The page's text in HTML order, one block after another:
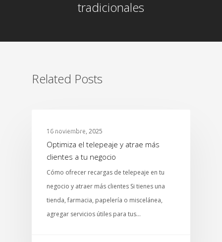
tradicionales
Related Posts
16 noviembre, 2025
Optimiza el telepeaje y atrae más
clientes a tu negocio
Cómo ofrecer recargas de telepeaje en tu
negocio y atraer más clientes Si tienes una
tienda, farmacia, papelería o miscelánea,
agregar servicios útiles para tus…